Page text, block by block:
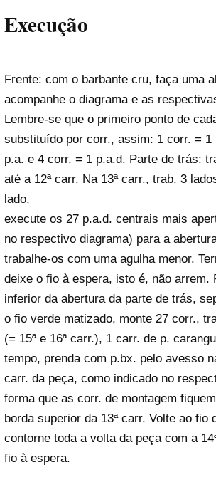
Execução
Frente: com o barbante cru, faça uma
acompanhe o diagrama e as
Lembre-se que o primeiro ponto de
substituído por corr., assim: 1 corr. = 1
p.a. e 4 corr. = 1 p.a.d. Parte de trás:
até a 12ª carr. Na 13ª carr., trab. 3
lado,
execute os 27 p.a.d. centrais mais
no respectivo diagrama) para a
trabalhe-os com uma agulha menor.
deixe o fio à espera, isto é, não arrem.
inferior da abertura da parte de trás,
o fio verde matizado, monte 27 corr.,
(= 15ª e 16ª carr.), 1 carr. de p.
tempo, prenda com p.bx. pelo avesso
carr. da peça, como indicado no
forma que as corr. de montagem
borda superior da 13ª carr. Volte ao fio
contorne toda a volta da peça com a
fio à espera.